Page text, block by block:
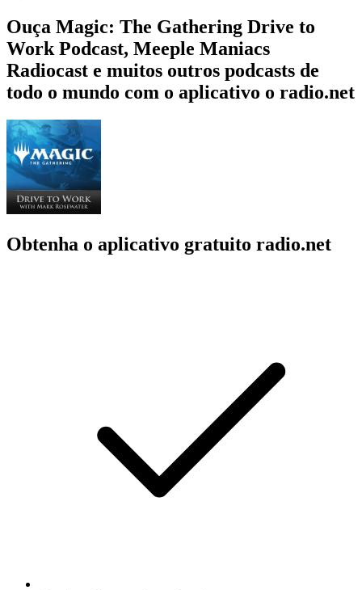
Ouça Magic: The Gathering Drive to
Work Podcast, Meeple Maniacs
Radiocast e muitos outros podcasts de
todo o mundo com o aplicativo o radio.net
Obtenha o aplicativo gratuito radio.net